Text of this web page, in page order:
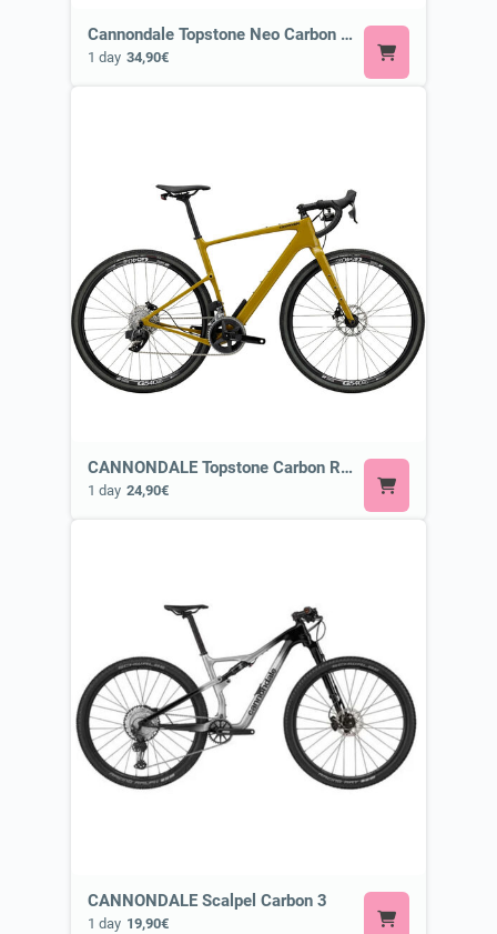
Cannondale Topstone Neo Carbon 3 Lefty or Similar
1 day 34,90€
CANNONDALE Topstone Carbon Rival Axs or Similar
1 day 24,90€
CANNONDALE Scalpel Carbon 3
1 day 19,90€